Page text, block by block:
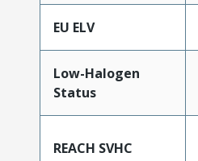
EU ELV
Low-Halogen
Status
REACH SVHC